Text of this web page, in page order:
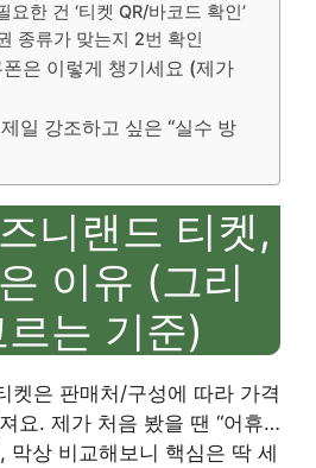
요한 건 ‘티켓 QR/바코드 확인’
종류가 맞는지 2번 확인
은 이렇게 챙기세요 (제가
일 강조하고 싶은 “실수 방
니랜드 티켓,
이유 (그리
는 기준)
켓은 판매처/구성에 따라 가격
요. 제가 처음 봤을 땐 “어휴…
막상 비교해보니 핵심은 딱 세